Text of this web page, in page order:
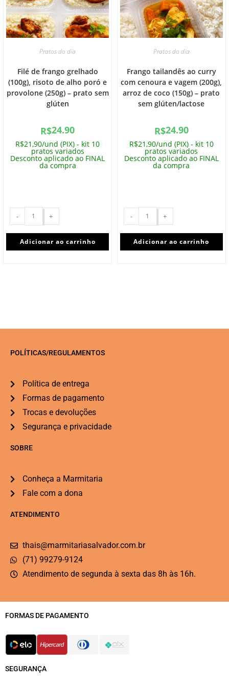
Pratos do dia
Filé de frango grelhado
(100g), risoto de alho poró e
provolone (250g) – prato sem
glúten
R$24.90
R$21,90/und (PIX) - kit 10
pratos variados
Desconto aplicado ao FINAL
da compra
- +
Adicionar ao carrinho
Pratos do dia
Frango tailandês ao curry
com cenoura e vagem (200g),
arroz de coco (150g) – prato
sem glúten/lactose
R$24.90
R$21,90/und (PIX) - kit 10
pratos variados
Desconto aplicado ao FINAL
da compra
- +
Adicionar ao carrinho
POLÍTICAS/REGULAMENTOS
Política de entrega
Formas de pagamento
Trocas e devoluções
Segurança e privacidade
SOBRE
Conheça a Marmitaria
Fale com a dona
ATENDIMENTO
thais@marmitariasalvador.com.br
(71) 99279-9124
Atendimento de segunda à sexta das 8h às 16h.
FORMAS DE PAGAMENTO
SEGURANÇA